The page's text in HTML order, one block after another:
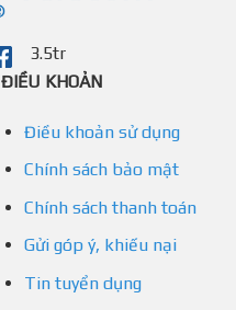
3.5tr
ĐIỀU KHOẢN
Điều khoản sử dụng
Chính sách bảo mật
Chính sách thanh toán
Gửi góp ý, khiếu nại
Tin tuyển dụng